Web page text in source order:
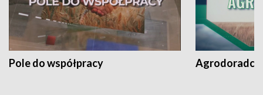
Pole do współpracy Agrodoradcy